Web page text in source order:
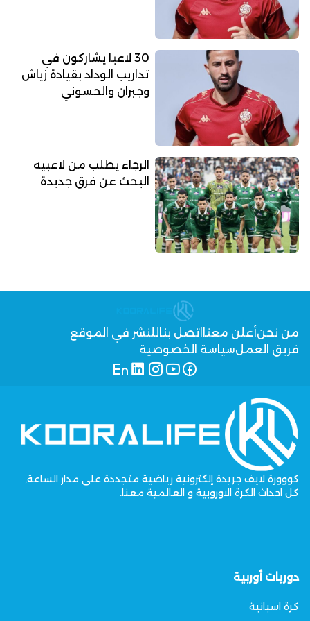
30 لاعبا يشاركون في
تداريب الوداد بقيادة زياش
وجبران والحسوني
الرجاء يطلب من لاعبيه
البحث عن فرق جديدة
من نحنأعلن معنا اتصل بنا للنشر في الموقع
فريق العملسياسة الخصوصية
كووورة لايف جريدة إلكترونية رياضية متجددة على مدار الساعة,
كل احداث الكرة الاوروبية و العالمية معنا.
دوريات أوربية
كرة اسبانية